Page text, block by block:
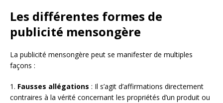
Les différentes formes de
publicité mensongère
La publicité mensongère peut se manifester de multiples
façons :
1. Fausses allégations : Il s’agit d’affirmations directement
contraires à la vérité concernant les propriétés d’un produit ou